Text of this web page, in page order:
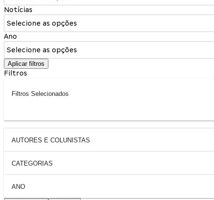
Notícias
Selecione as opções
Ano
Selecione as opções
Aplicar filtros
Filtros
Filtros Selecionados
AUTORES E COLUNISTAS
CATEGORIAS
ANO